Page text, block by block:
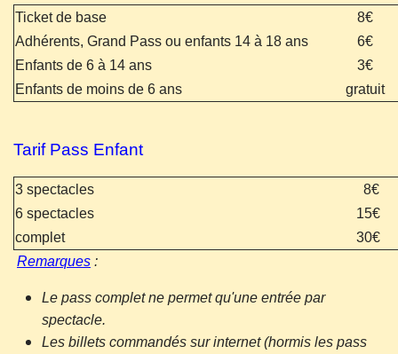
Ticket de base
8€
Adhérents, Grand Pass ou enfants 14 à 18 ans
6€
Enfants de 6 à 14 ans
3€
Enfants de moins de 6 ans
gratuit
Tarif Pass Enfant
3 spectacles
8€
6 spectacles
15€
complet
30€
Remarques :
Le pass complet ne permet qu'une entrée par
spectacle.
Les billets commandés sur internet (hormis les pass